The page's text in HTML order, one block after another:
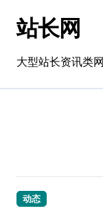
站长网
大型站长资讯类
动态